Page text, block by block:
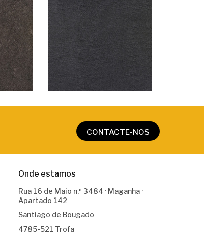
CONTACTE-NOS
Onde estamos
Rua 16 de Maio n.º 3484 · Maganha ·
Apartado 142
Santiago de Bougado
4785-521 Trofa